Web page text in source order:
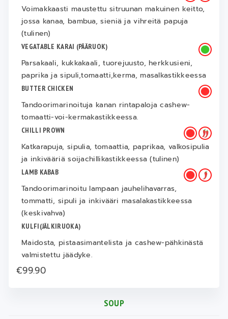
Voimakkaasti maustettu sitruunan makuinen keitto,
jossa kanaa, bambua, sieniä ja vihreitä papuja
(tulinen)
VEGATABLE KARAI (PÄÄRUOK)
Parsakaali, kukkakaali, tuorejuusto, herkkusieni,
paprika ja sipuli,tomaatti,kerma, masalkastikkeessa
BUTTER CHICKEN
Tandoorimarinoituja kanan rintapaloja cashew-
tomaatti-voi-kermakastikkeessa.
CHILLI PROWN
Katkarapuja, sipulia, tomaattia, paprikaa, valkosipulia
ja inkivääriä soijachillikastikkeessa (tulinen)
LAMB KABAB
Tandoorimarinoitu lampaan jauhelihavarras,
tommatti, sipuli ja inkivääri masalakastikkeessa
(keskivahva)
KULFI(JÄLKIRUOKA)
Maidosta, pistaasimantelista ja cashew-pähkinästä
valmistettu jäädyke.
€99.90
SOUP